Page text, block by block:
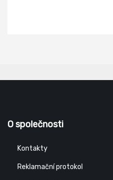
O společnosti
Kontakty
Reklamační protokol